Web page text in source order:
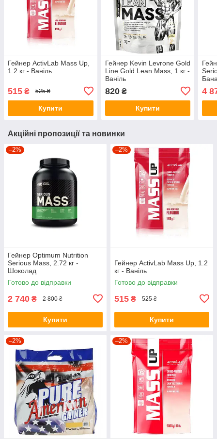
Гейнер ActivLab Mass Up,
1.2 кг - Ваніль
515 ₴ 525 ₴
Купити
Гейнер Kevin Levrone Gold
Line Gold Lean Mass, 1 кг -
Ваніль
820₴
Купити
4
Акційні пропозиції та новинки
–2%
Гейнер Optimum Nutrition
Serious Mass, 2.72 кг -
Шоколад
Готово до відправки
2 740 ₴ 2 800 ₴
Купити
–2%
Гейнер ActivLab Mass Up, 1.2
кг - Ваніль
Готово до відправки
515 ₴ 525 ₴
Купити
–2% –2%